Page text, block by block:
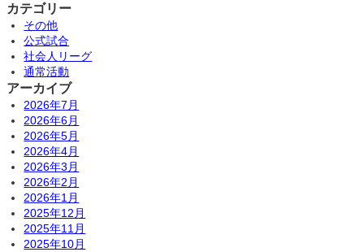
カテゴリー
その他
公式試合
社会人リーグ
通常活動
アーカイブ
2026年7月
2026年6月
2026年5月
2026年4月
2026年3月
2026年2月
2026年1月
2025年12月
2025年11月
2025年10月